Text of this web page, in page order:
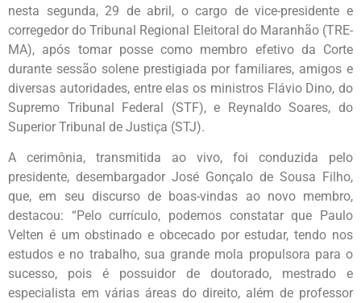
nesta segunda, 29 de abril, o cargo de vice-presidente e
corregedor do Tribunal Regional Eleitoral do Maranhão (TRE-
MA), após tomar posse como membro efetivo da Corte
durante sessão solene prestigiada por familiares, amigos e
diversas autoridades, entre elas os ministros Flávio Dino, do
Supremo Tribunal Federal (STF), e Reynaldo Soares, do
Superior Tribunal de Justiça (STJ).
A cerimônia, transmitida ao vivo, foi conduzida pelo
presidente, desembargador José Gonçalo de Sousa Filho,
que, em seu discurso de boas-vindas ao novo membro,
destacou: “Pelo currículo, podemos constatar que Paulo
Velten é um obstinado e obcecado por estudar, tendo nos
estudos e no trabalho, sua grande mola propulsora para o
sucesso, pois é possuidor de doutorado, mestrado e
especialista em várias áreas do direito, além de professor